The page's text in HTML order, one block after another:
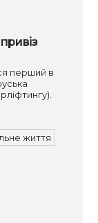
перший в
життя